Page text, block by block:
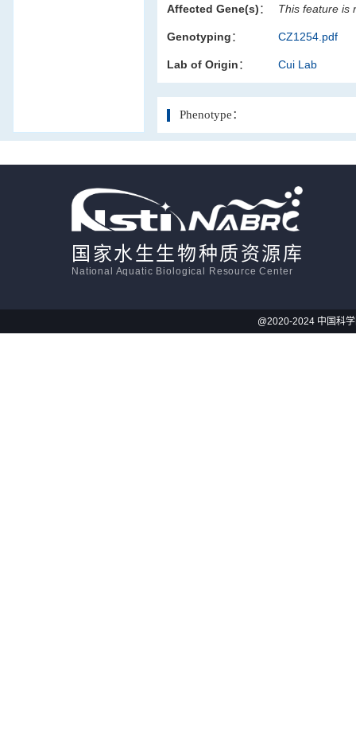
Affected Gene(s)： This feature is
Genotyping： CZ1254.pdf
Lab of Origin： Cui Lab
Phenotype：
国家水生生物种质资源库
National Aquatic Biological Resource Center
@2020-2024 中国科